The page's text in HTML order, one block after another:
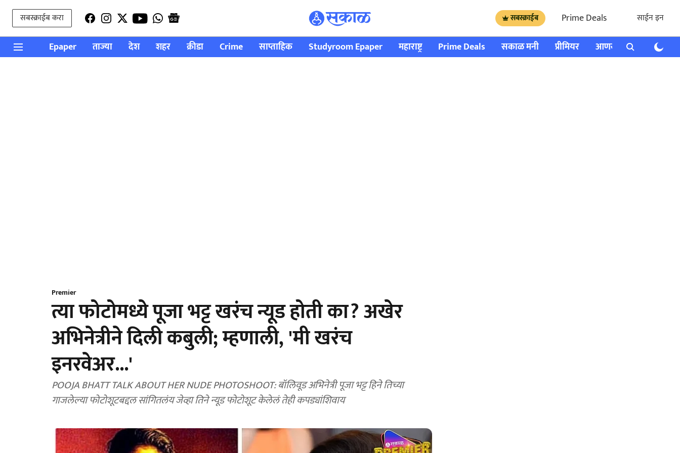
सबस्क्राईब करा सबस्क्राईब Prime Deals साईन इन
Epaper ताज्या देश शहर क्रीडा Crime साप्ताहिक Studyroom Epaper महाराष्ट्र Prime Deals सकाळ मनी प्रीमियर आणखी राशी भविष्य
Premier
त्या फोटोमध्ये पूजा भट्ट खरंच न्यूड होती का? अखेर
अभिनेत्रीने दिली कबुली; म्हणाली, 'मी खरंच
इनरवेअर...'
POOJA BHATT TALK ABOUT HER NUDE PHOTOSHOOT: बॉलिवूड अभिनेत्री पूजा भट्ट हिने तिच्या
गाजलेल्या फोटोशूटबद्दल सांगितलंय जेव्हा तिने न्यूड फोटोशूट केलेलं तेही कपड्यांशिवाय